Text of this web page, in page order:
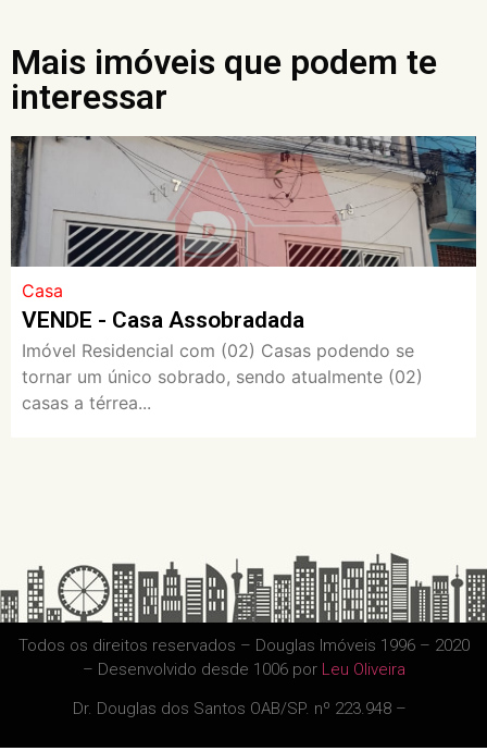
Mais imóveis que podem te
interessar
Casa
VENDE - Casa Assobradada
Imóvel Residencial com (02) Casas podendo se
tornar um único sobrado, sendo atualmente (02)
casas a térrea...
Todos os direitos reservados – Douglas Imóveis 1996 – 2020
– Desenvolvido desde 1006 por Leu Oliveira
Dr. Douglas dos Santos OAB/SP. nº 223.948 –